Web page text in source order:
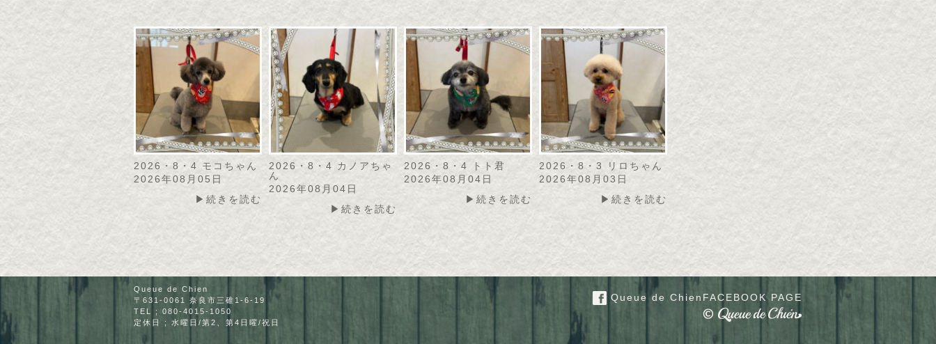
2026・8・4 モコちゃん
2026年08月05日
▶続きを読む
2026・8・4 カノアちゃ
ん
2026年08月04日
▶続きを読む
2026・8・4 トト君
2026年08月04日
▶続きを読む
2026・8・3 リロちゃん
2026年08月03日
▶続きを読む
Queue de Chien
〒631-0061 奈良市三碓1-6-19
TEL ; 080-4015-1050
定休日 ; 水曜日/第2、第4日曜/祝日
Queue de Chien FACEBOOK PAGE